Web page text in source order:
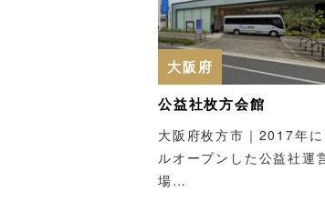
大阪府
公益社枚方会館
大阪府枚方市｜2017年
ルオープンした公益社運
場…